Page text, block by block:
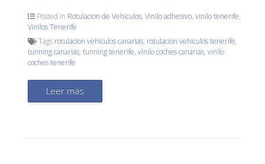
Posted in Rotulacion de Vehiculos,Vinilo adhesivo,vinilo tenerife,
Vinilos Tenerife
Tags rotulacion vehiculos canarias, rotulacion vehiculos tenerife,
tunning canarias,tunning tenerife,vinilo coches canarias,vinilo
coches tenerife
Leer más